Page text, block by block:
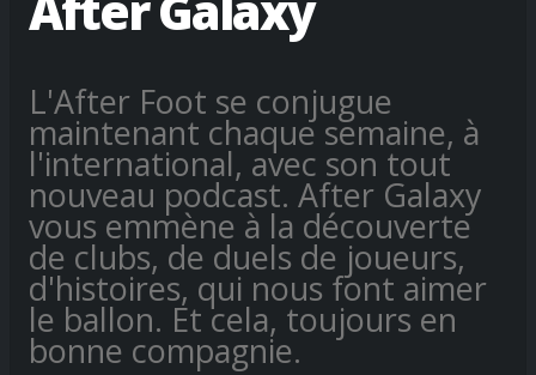
L'After Foot se conjugue
maintenant chaque semaine, à
l'international, avec son tout
nouveau podcast. After Galaxy
vous emmène à la découverte
de clubs, de duels de joueurs,
d'histoires, qui nous font aimer
le ballon. Et cela, toujours en
bonne compagnie.